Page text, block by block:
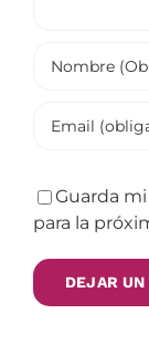
Guarda
para la